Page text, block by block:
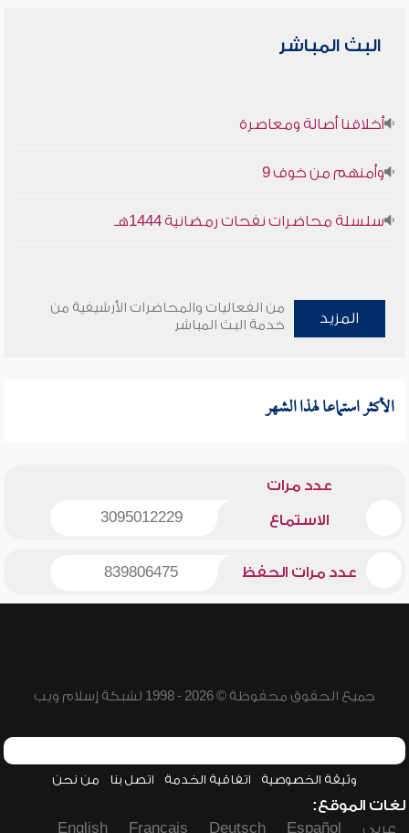
البث المباشر
أخلاقنا أصالة ومعاصرة
وأمنهم من خوف 9
سلسلة محاضرات نفحات رمضانية 1444هـ
المزيد
من الفعاليات والمحاضرات الأرشيفية من
خدمة البث المباشر
الأكثر استماعا لهذا الشهر
عدد مرات
الاستماع 3095012229
عدد مرات الحفظ 839806475
جميع الحقوق محفوظة © 2026 - 1998 لشبكة إسلام ويب
وثيقة الخصوصية اتفاقية الخدمة اتصل بنا من نحن
لغات الموقع:
عربي
Español
Deutsch
Français
English